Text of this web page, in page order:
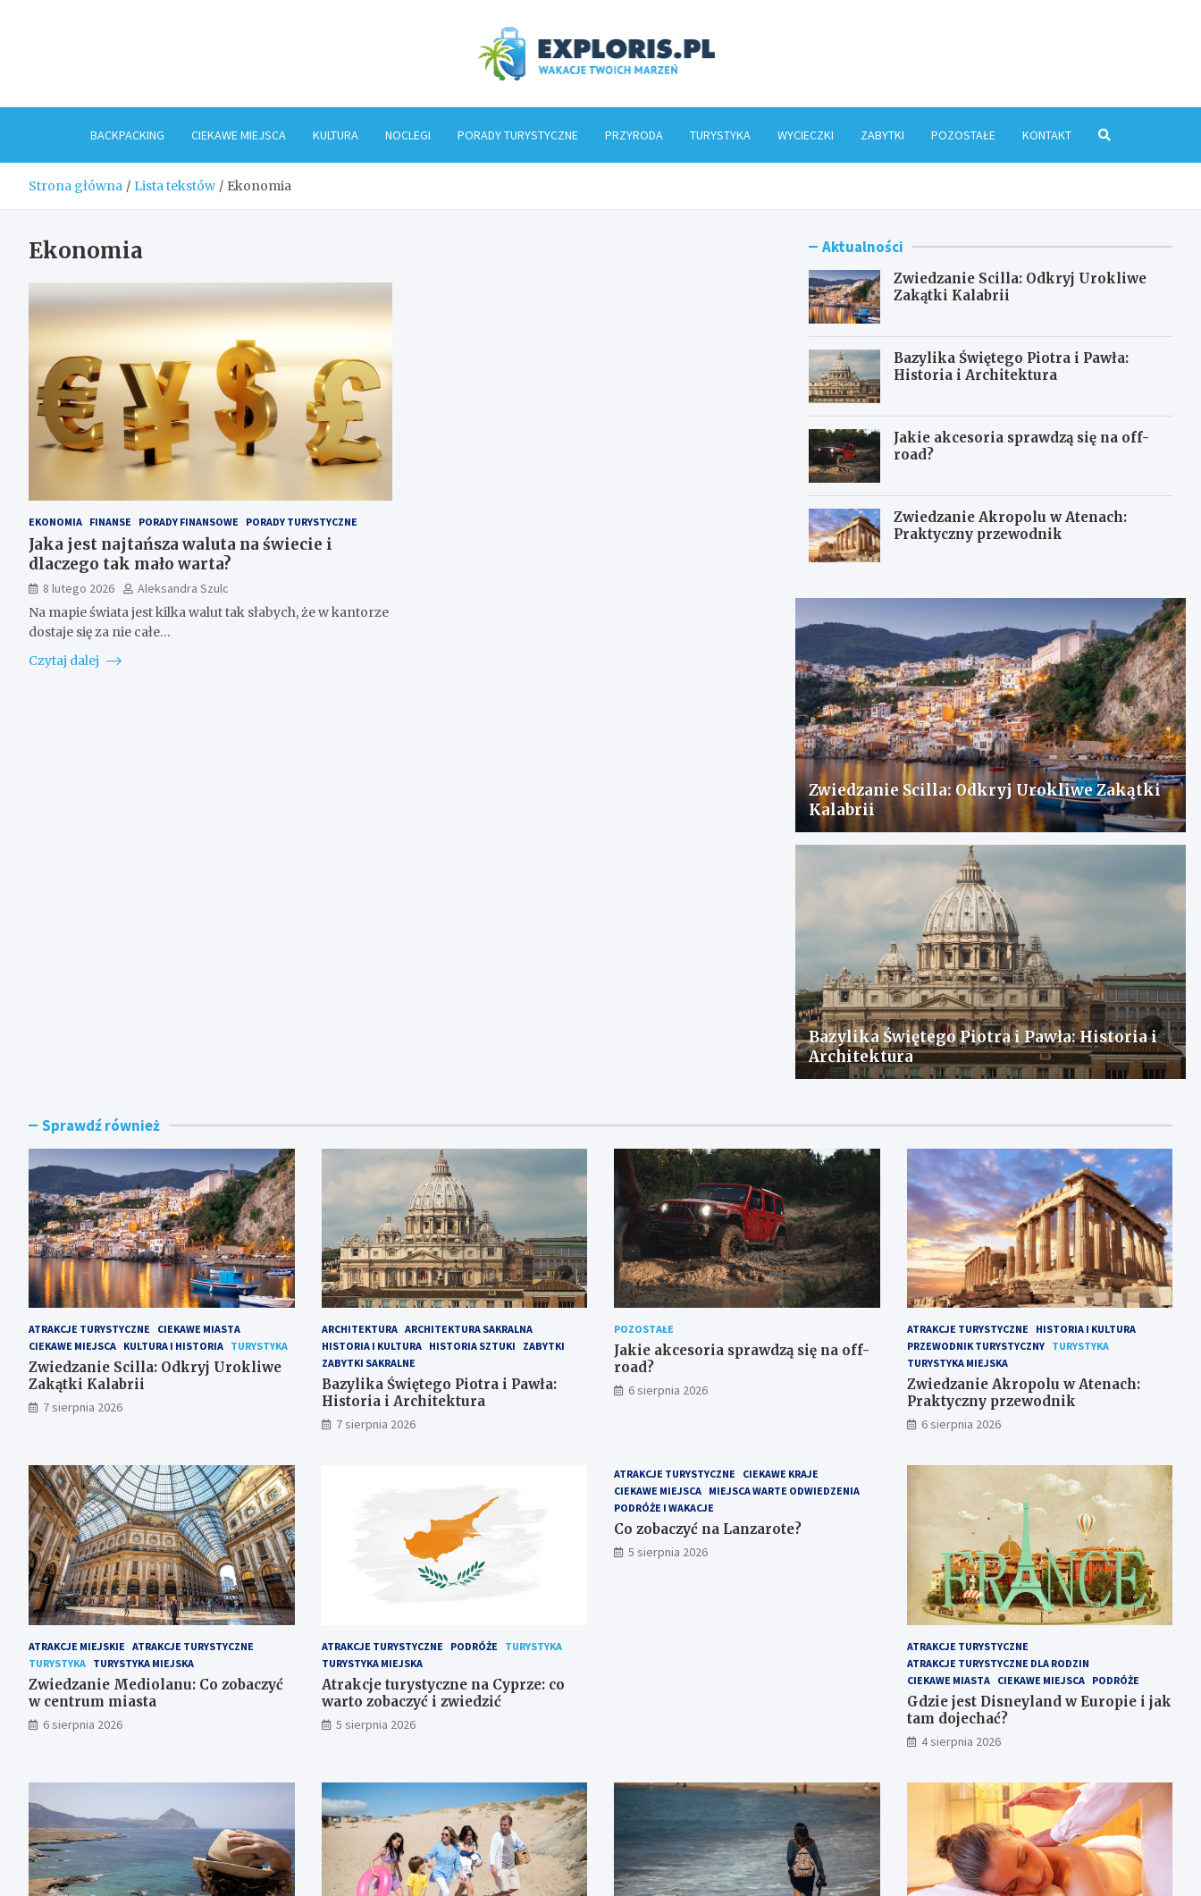
BACKPACKING CIEKAWE MIEJSCA KULTURA NOCLEGI PORADY TURYSTYCZNE PRZYRODA TURYSTYKA WYCIECZKI ZABYTKI POZOSTAŁE KONTAKT
Strona główna Lista tekstów Ekonomia
Ekonomia
EKONOMIA FINANSE PORADY FINANSOWE PORADY TURYSTYCZNE
Jaka jest najtańsza waluta na świecie i
dlaczego tak mało warta?
8 lutego 2026
Aleksandra Szulc
Na mapie świata jest kilka walut tak słabych, że w kantorze
dostaje się za nie całe…
Czytaj dalej
Aktualności
Zwiedzanie Scilla: Odkryj Urokliwe
Zakątki Kalabrii
Bazylika Świętego Piotra i Pawła:
Historia i Architektura
Jakie akcesoria sprawdzą się na off-
road?
Zwiedzanie Akropolu w Atenach:
Praktyczny przewodnik
Zwiedzanie Scilla: Odkryj Urokliwe Zakątki
Kalabrii
Bazylika Świętego Piotra i Pawła: Historia i
Architektura
Sprawdź również
ATRAKCJE TURYSTYCZNE
CIEKAWE MIASTA
CIEKAWE MIEJSCA KULTURA I HISTORIA TURYSTYKA
Zwiedzanie Scilla: Odkryj Urokliwe
Zakątki Kalabrii
7 sierpnia 2026
ARCHITEKTURA ARCHITEKTURA SAKRALNA
HISTORIA I KULTURA
HISTORIA SZTUKI
ZABYTKI
ZABYTKI SAKRALNE
Bazylika Świętego Piotra i Pawła:
Historia i Architektura
7 sierpnia 2026
POZOSTAŁE
Jakie akcesoria sprawdzą się na off-
road?
6 sierpnia 2026
ATRAKCJE TURYSTYCZNE
HISTORIA I KULTURA
PRZEWODNIK TURYSTYCZNY
TURYSTYKA
TURYSTYKA MIEJSKA
Zwiedzanie Akropolu w Atenach:
Praktyczny przewodnik
6 sierpnia 2026
ATRAKCJE MIEJSKIE ATRAKCJE TURYSTYCZNE
TURYSTYKA TURYSTYKA MIEJSKA
Zwiedzanie Mediolanu: Co zobaczyć
w centrum miasta
6 sierpnia 2026
ATRAKCJE TURYSTYCZNE PODRÓŻE
TURYSTYKA
TURYSTYKA MIEJSKA
Atrakcje turystyczne na Cyprze: co
warto zobaczyć i zwiedzić
5 sierpnia 2026
ATRAKCJE TURYSTYCZNE
CIEKAWE KRAJE
CIEKAWE MIEJSCA MIEJSCA WARTE ODWIEDZENIA
PODRÓŻE I WAKACJE
Co zobaczyć na Lanzarote?
5 sierpnia 2026
ATRAKCJE TURYSTYCZNE
ATRAKCJE TURYSTYCZNE DLA RODZIN
CIEKAWE MIASTA
CIEKAWE MIEJSCA PODRÓŻE
Gdzie jest Disneyland w Europie i jak
tam dojechać?
4 sierpnia 2026